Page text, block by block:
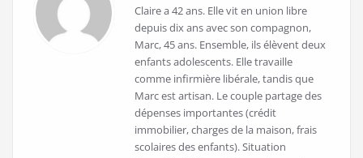
Claire a 42 ans. Elle vit en union libre
depuis dix ans avec son compagnon,
Marc, 45 ans. Ensemble, ils élèvent deux
enfants adolescents. Elle travaille
comme infirmière libérale, tandis que
Marc est artisan. Le couple partage des
dépenses importantes (crédit
immobilier, charges de la maison, frais
scolaires des enfants). Situation